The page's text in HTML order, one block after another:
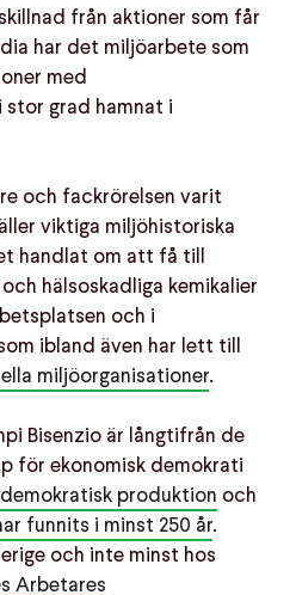
från aktioner som får
har det miljöarbete som
med
stor grad hamnat i
och fackrörelsen varit
viktiga miljöhistoriska
handlat om att få till
hälsoskadliga kemikalier
och i
ibland även har lett till
miljöorganisationer.
Bisenzio är långtifrån de
för ekonomisk demokrati
produktion och
funnits i minst 250 år.
och inte minst hos
Arbetares